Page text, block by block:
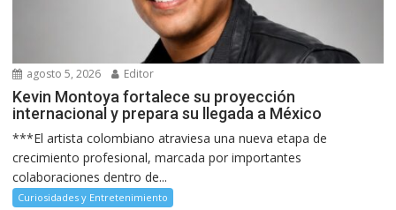
agosto 5, 2026 Editor
Kevin Montoya fortalece su proyección
internacional y prepara su llegada a México
***El artista colombiano atraviesa una nueva etapa de
crecimiento profesional, marcada por importantes
colaboraciones dentro de...
Curiosidades y Entretenimiento